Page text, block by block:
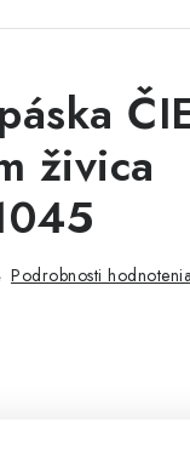
živica
Podrobnosti hodnotenia